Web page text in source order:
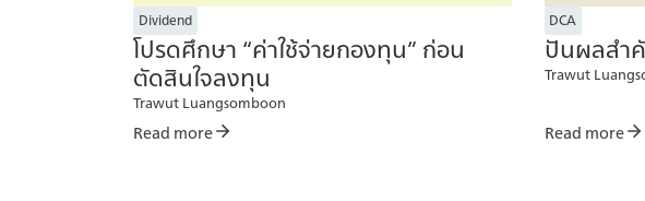
Dividend
โปรดศึกษา “ค่าใช้จ่ายกองทุน” ก่อน
ตัดสินใจลงทุน
Trawut Luangsomboon
Read more
DCA
ปันผลสำ
Trawut
Read more